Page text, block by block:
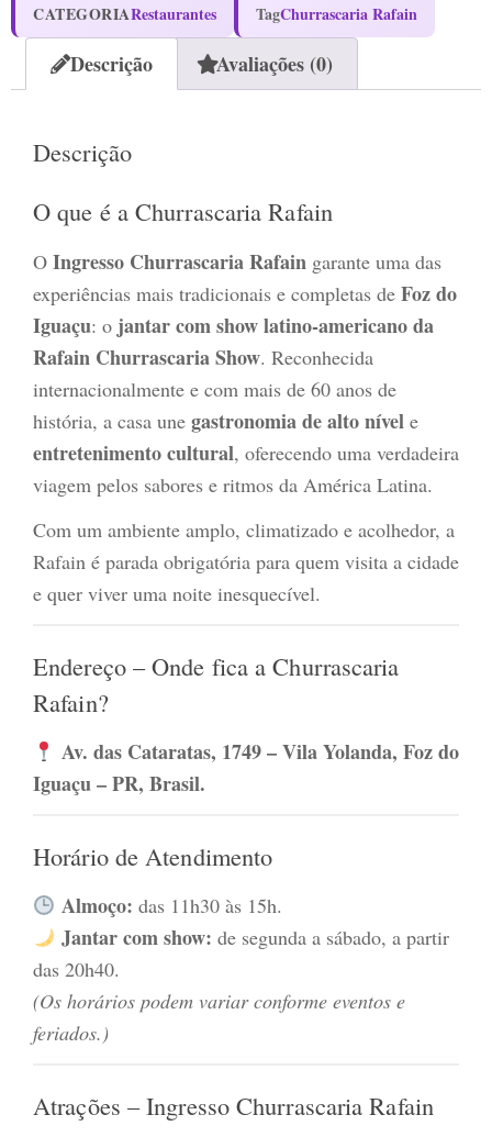
CATEGORIARestaurantes TagChurrascaria Rafain
Descrição Avaliações (0)
Descrição
O que é a Churrascaria Rafain
O Ingresso Churrascaria Rafain garante uma das
experiências mais tradicionais e completas de Foz do
Iguaçu: o jantar com show latino-americano da
Rafain Churrascaria Show. Reconhecida
internacionalmente e com mais de 60 anos de
história, a casa une gastronomia de alto nível e
entretenimento cultural, oferecendo uma verdadeira
viagem pelos sabores e ritmos da América Latina.
Com um ambiente amplo, climatizado e acolhedor, a
Rafain é parada obrigatória para quem visita a cidade
e quer viver uma noite inesquecível.
Endereço – Onde fica a Churrascaria
Rafain?
Av. das Cataratas, 1749 – Vila Yolanda, Foz do
Iguaçu – PR, Brasil.
Horário de Atendimento
Almoço: das 11h30 às 15h.
Jantar com show: de segunda a sábado, a partir
das 20h40.
(Os horários podem variar conforme eventos e
feriados.)
Atrações – Ingresso Churrascaria Rafain